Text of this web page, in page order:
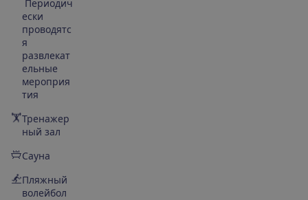
Периодич
ески
проводятс
я
развлекат
ельные
мероприя
тия
Тренажер
ный зал
Сауна
Пляжный
волейбол